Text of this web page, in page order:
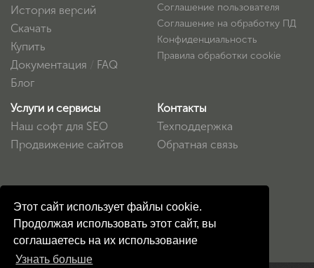
Этот сайт использует файлы cookie.
Продолжая использовать этот сайт, вы
соглашаетесь на их использование
Узнать больше
История версий
Скачать
Купить
Документация
FAQ
Блог
Соглашение пользователя
Соглашение на обработку ПД
Конфиденциальность
Правила обработки cookie
Услуги и сервисы
Наш софт для SEO
Продвижение сайтов
Контакты
Техподдержка
Обратная связь